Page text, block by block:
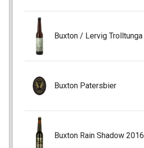
Buxton / Lervig Trolltunga
Buxton Patersbier
Buxton Rain Shadow 2016